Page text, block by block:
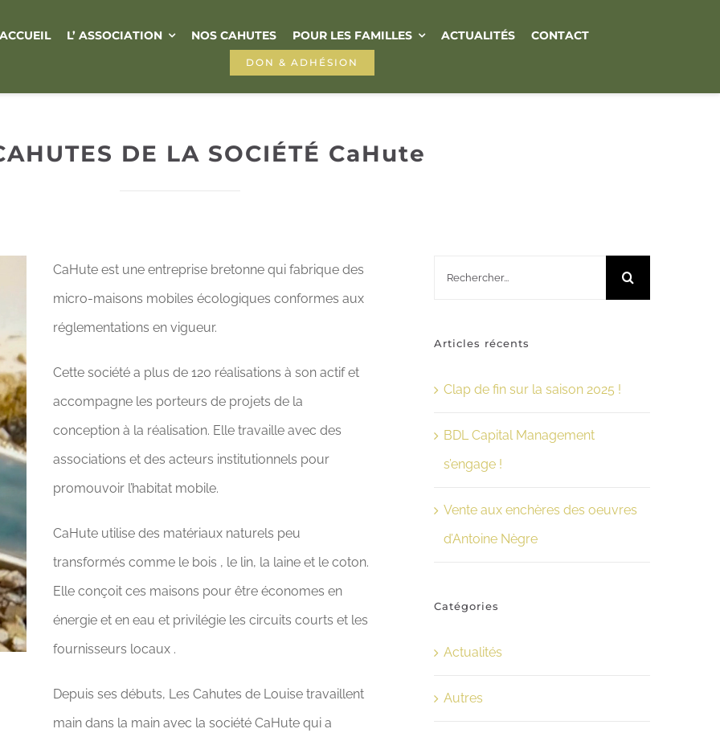
ACCUEIL L’ ASSOCIATION NOS CAHUTES POUR LES FAMILLES ACTUALITÉS CONTACT
DON & ADHÉSION
DE LA SOCIÉTÉ CaHute
CaHute est une entreprise bretonne qui fabrique des
micro-maisons mobiles écologiques conformes aux
réglementations en vigueur.
Cette société a plus de 120 réalisations à son actif et
accompagne les porteurs de projets de la
conception à la réalisation. Elle travaille avec des
associations et des acteurs institutionnels pour
promouvoir l’habitat mobile.
CaHute utilise des matériaux naturels peu
transformés comme le bois , le lin, la laine et le coton.
Elle conçoit ces maisons pour être économes en
énergie et en eau et privilégie les circuits courts et les
fournisseurs locaux .
Depuis ses débuts, Les Cahutes de Louise travaillent
main dans la main avec la société CaHute qui a
Articles récents
Clap de fin sur la saison 2025 !
BDL Capital Management
s’engage !
Vente aux enchères des oeuvres
d’Antoine Nègre
Catégories
Actualités
Autres